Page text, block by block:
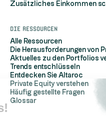
Hi, it's us...
the Cookies!
Zusätzliches Einkommen
Die Ressourcen
Alle Ressourcen
Die Herausforderungen von
Aktuelles zu den Portfolios
Trends entschlüsseln
Entdecken Sie Altaroc
Private Equity verstehen
Häufig gestellte Fragen
Glossar